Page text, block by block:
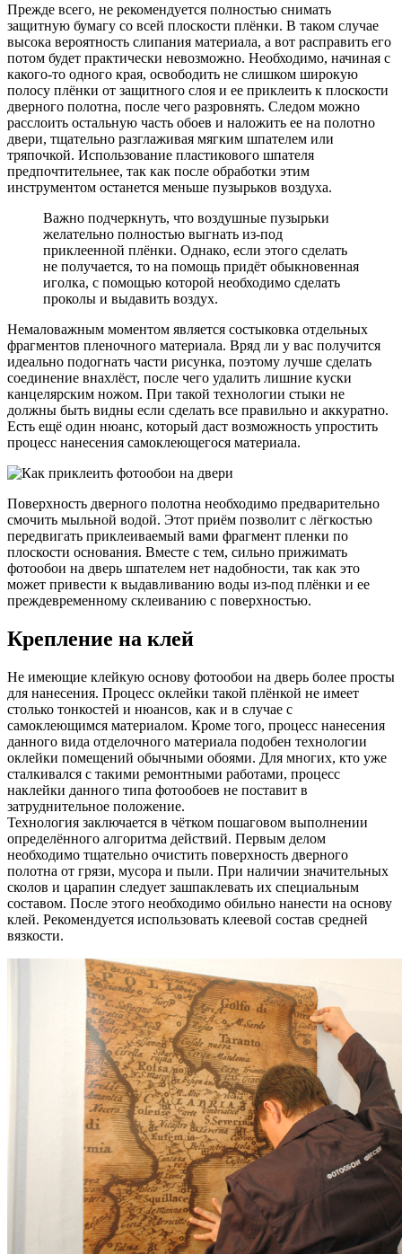
Прежде всего, не рекомендуется полностью снимать
защитную бумагу со всей плоскости плёнки. В таком случае
высока вероятность слипания материала, а вот расправить его
потом будет практически невозможно. Необходимо, начиная с
какого-то одного края, освободить не слишком широкую
полосу плёнки от защитного слоя и ее приклеить к плоскости
дверного полотна, после чего разровнять. Следом можно
расслоить остальную часть обоев и наложить ее на полотно
двери, тщательно разглаживая мягким шпателем или
тряпочкой. Использование пластикового шпателя
предпочтительнее, так как после обработки этим
инструментом останется меньше пузырьков воздуха.
Важно подчеркнуть, что воздушные пузырьки
желательно полностью выгнать из-под
приклеенной плёнки. Однако, если этого сделать
не получается, то на помощь придёт обыкновенная
иголка, с помощью которой необходимо сделать
проколы и выдавить воздух.
Немаловажным моментом является состыковка отдельных
фрагментов пленочного материала. Вряд ли у вас получится
идеально подогнать части рисунка, поэтому лучше сделать
соединение внахлёст, после чего удалить лишние куски
канцелярским ножом. При такой технологии стыки не
должны быть видны если сделать все правильно и аккуратно.
Есть ещё один нюанс, который даст возможность упростить
процесс нанесения самоклеющегося материала.
Поверхность дверного полотна необходимо предварительно
смочить мыльной водой. Этот приём позволит с лёгкостью
передвигать приклеиваемый вами фрагмент пленки по
плоскости основания. Вместе с тем, сильно прижимать
фотообои на дверь шпателем нет надобности, так как это
может привести к выдавливанию воды из-под плёнки и ее
преждевременному склеиванию с поверхностью.
Крепление на клей
Не имеющие клейкую основу фотообои на дверь более просты
для нанесения. Процесс оклейки такой плёнкой не имеет
столько тонкостей и нюансов, как и в случае с
самоклеющимся материалом. Кроме того, процесс нанесения
данного вида отделочного материала подобен технологии
оклейки помещений обычными обоями. Для многих, кто уже
сталкивался с такими ремонтными работами, процесс
наклейки данного типа фотообоев не поставит в
затруднительное положение.
Технология заключается в чётком пошаговом выполнении
определённого алгоритма действий. Первым делом
необходимо тщательно очистить поверхность дверного
полотна от грязи, мусора и пыли. При наличии значительных
сколов и царапин следует зашпаклевать их специальным
составом. После этого необходимо обильно нанести на основу
клей. Рекомендуется использовать клеевой состав средней
вязкости.